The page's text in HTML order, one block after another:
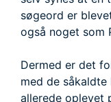
søgeord er
også noget som
Dermed er det
med de
allerede oplevet